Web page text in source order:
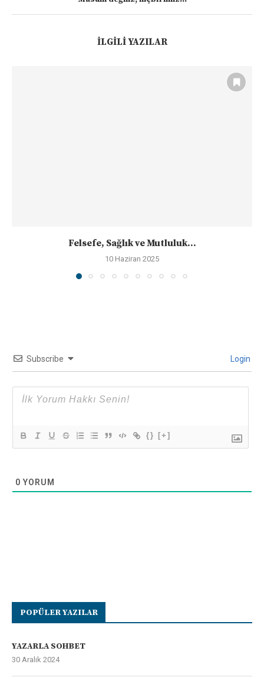
İLGILI YAZILAR
Felsefe, Sağlık ve Mutluluk…
10 Haziran 2025
Subscribe Login
{} [+]
0 YORUM
POPÜLER YAZILAR
YAZARLA SOHBET
30 Aralık 2024